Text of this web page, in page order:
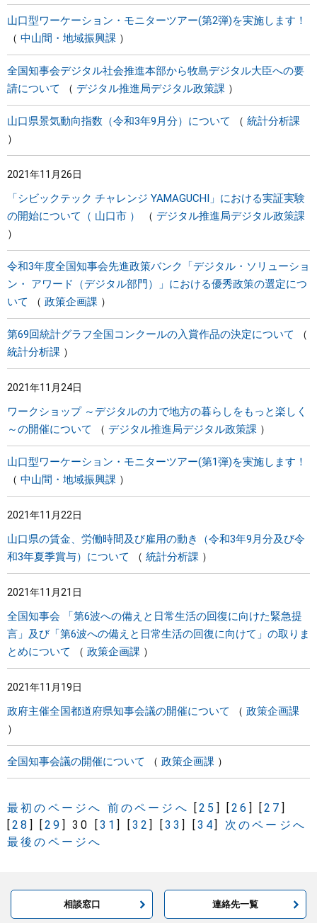
山口型ワーケーション・モニターツアー(第2弾)を実施します！
中山間・地域振興課
全国知事会デジタル社会推進本部から牧島デジタル大臣への要
請について
デジタル推進局デジタル政策課
山口県景気動向指数（令和3年9月分）について 統計分析課
2021年11月26日
「シビックテック チャレンジ YAMAGUCHI」における実証実験
の開始について（ 山口市 ）
デジタル推進局デジタル政策課
令和3年度全国知事会先進政策バンク「デジタル・ソリューショ
ン・ アワード（デジタル部門）」における優秀政策の選定につ
いて
政策企画課
第69回統計グラフ全国コンクールの入賞作品の決定について
統計分析課
2021年11月24日
ワークショップ ～デジタルの力で地方の暮らしをもっと楽しく
～の開催について
デジタル推進局デジタル政策課
山口型ワーケーション・モニターツアー(第1弾)を実施します！
中山間・地域振興課
2021年11月22日
山口県の賃金、労働時間及び雇用の動き（令和3年9月分及び令
和3年夏季賞与）について
統計分析課
2021年11月21日
全国知事会 「第6波への備えと日常生活の回復に向けた緊急提
言」及び「第6波への備えと日常生活の回復に向けて」の取りま
とめについて
政策企画課
2021年11月19日
政府主催全国都道府県知事会議の開催について 政策企画課
全国知事会議の開催について 政策企画課
最初のページへ 前のページへ [25 ] [26 ] [27 ]
[28 ] [29 ] 30 [31] [32] [33] [34]
次のページへ
最後のページへ
相談窓口 連絡先一覧